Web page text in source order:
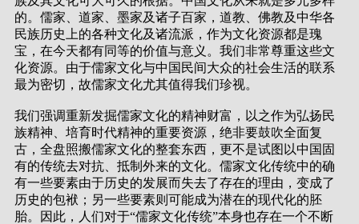
的。儒家、道家、墨家及诸子百家，道教、佛教及中华各
民族历史上的各种文化及诸流派，作为文化资源都是瑰
宝，在今天都有同等的价值与意义。我们非常尊重这些文
化资源。由于儒家文化与中国民间大众的社会生活的联系
最为密切，故儒家文化尤其值得我们珍视。
我们强调重新发掘儒家文化的精神财富，以之作为弘扬民
族精神、培育时代精神的重要资源，绝非要鼓吹全面复
古，全盘照搬儒家文化的整套东西，更不是试图以中国固
有的传统去对抗、抵制外来的文化。儒家文化传统中的确
有一些要素由于历史的发展而失去了存在的理由，变成了
历史的包袱；另一些要素则可能成为潜在的现代化的胚
胎。因此，人们对于“儒家文化传统”本身也存在一个不断